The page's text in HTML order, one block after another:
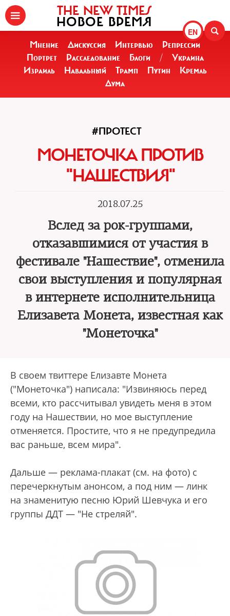
EN
THE NEW TIMES
НОВОЕ ВРЕМЯ
Мнение Дискуссия Интервью
Репрессии
Портрет
Расследование Блоги /
Украина
Израиль
Навальный Трамп Путин
Кремль
Дума
#ПРОТЕСТ
МОНЕТОЧКА ПРОТИВ
"НАШЕСТВИЯ"
2018.07.25
Вслед за рок-группами,
отказавшимися от участия в
фестивале "Нашествие", отменила
свои выступления и популярная
в интернете исполнительница
Елизавета Монета, известная как
"Монеточка"
В своем твиттере Елизавте Монета
("Монеточка") написала: "Извиняюсь перед
всеми, кто рассчитывал увидеть меня в этом
году на Нашествии, но мое выступление
отменяется. Простите, что я не предупредила
вас раньше, всем мира".
Дальше — реклама-плакат (см. на фото) с
перечеркнутым анонсом, а под ним — линк
на знаменитую песню Юрий Шевчука и его
группы ДДТ — "Не стреляй".